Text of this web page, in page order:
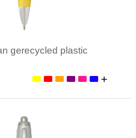
gerecycled plastic
1